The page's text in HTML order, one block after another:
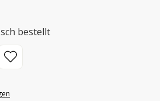
bestellt
gewünschten Wert ein oder benutze